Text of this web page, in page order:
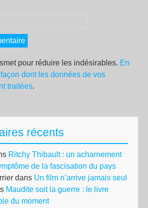
pour réduire les indésirables. En
dont les données de vos
traitées.
récents
Ritchy Thibault : un acharnement
de la fascisation du pays
dans Un film n’arrive jamais seul
Maudite soit la guerre : le livre
du moment